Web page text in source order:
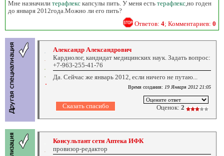
Мне назначили терафлекс капсулы пить. У меня есть терафлекс ,но годен
до января 2012года.Можно ли его пить?
Ответов: 4; Комментариев: 0
Александр Александрович
Кардиолог, кандидат медицинских наук. Задать вопрос:
+7-963-255-41-76
Да. Сейчас же январь 2012, если ничего не путаю...
Время создания: 19 Января 2012 21:05
Оценок: 2
Консультант сети Аптека ИФК
провизор-редактор